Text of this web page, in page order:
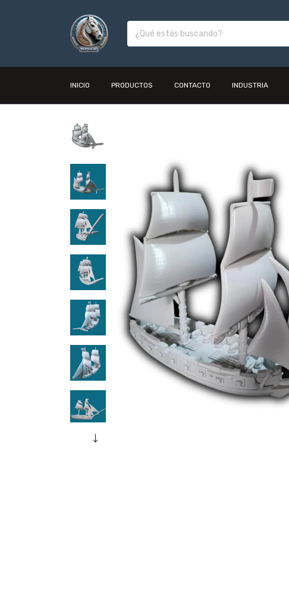
INICIO PRODUCTOS CONTACTO INDUSTRIA